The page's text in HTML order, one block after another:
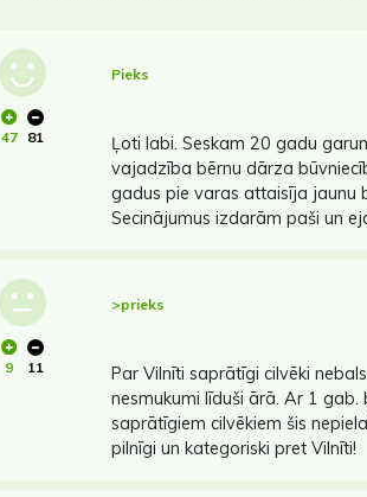
47 81
Pieks
Ļoti labi. Seskam 20 gadu
vajadzība bērnu dārza
gadus pie varas attaisīja jaunu
Secinājumus izdarām paši un
9 11
>prieks
Par Vilnīti saprātīgi cilvēki
nesmukumi līduši ārā. Ar 1 gab.
saprātīgiem cilvēkiem šis
pilnīgi un kategoriski pret Vilnīti!